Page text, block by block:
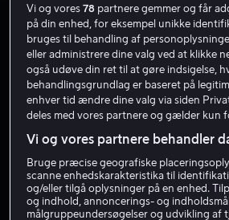
A Dog's Journey
7.4 Drama Komedie 2019
HD
Få Viaplay
Vi og vores78 partnere gemmer og får
på din enhed, for eksempel unikke
bruges til behandling af
eller administrere dine valg ved at klikke
også udøve din ret til at gøre indsigelse,
behandlingsgrundlag er baseret på
enhver tid ændre dine valg via siden
deles med vores partnere og gælder kun
Vi og vores partnere behandler
Bruge præcise geografiske
scanne enhedskarakteristika til
og/eller tilgå oplysninger på en enhed.
og indhold, annoncerings- og
målgruppeundersøgelser og udvikling af